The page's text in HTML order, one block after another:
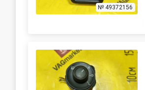
№ 49372156